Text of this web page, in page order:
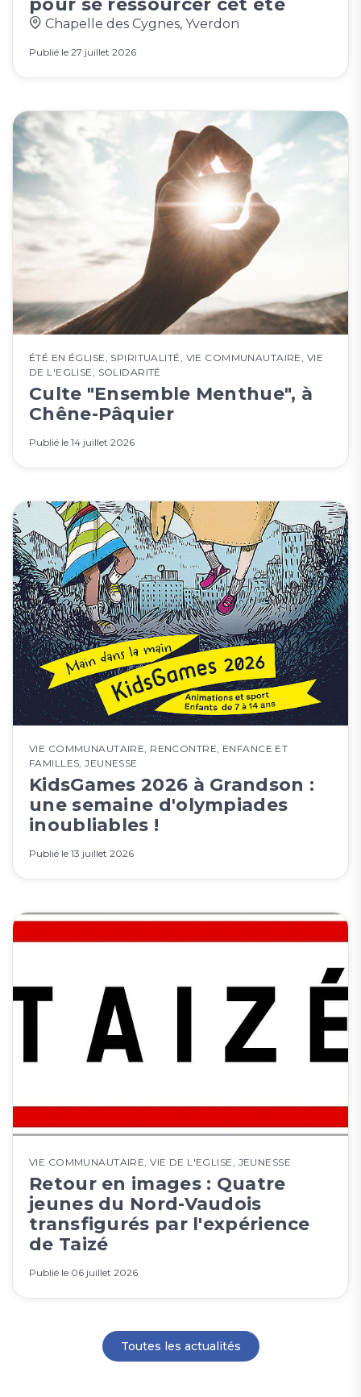
Chapelle des Cygnes, Yverdon
Publié le 27 juillet 2026
ÉTÉ EN ÉGLISE SPIRITUALITÉ VIE COMMUNAUTAIRE VIE
DE L'EGLISE
SOLIDARITÉ
Culte "Ensemble Menthue", à
Chêne-Pâquier
Publié le 14 juillet 2026
VIE COMMUNAUTAIRE RENCONTRE ENFANCE ET
FAMILLES ,JEUNESSE
KidsGames 2026 à Grandson :
une semaine d'olympiades
inoubliables !
Publié le 13 juillet 2026
VIE COMMUNAUTAIRE ,VIE DE L'EGLISE JEUNESSE
Retour en images : Quatre
jeunes du Nord-Vaudois
transfigurés par l'expérience
de Taizé
Publié le 06 juillet 2026
Toutes les actualités